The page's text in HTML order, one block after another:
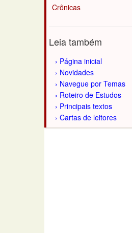
Crônicas
Leia também
Página inicial
Novidades
Navegue por Temas
Roteiro de Estudos
Principais textos
Cartas de leitores